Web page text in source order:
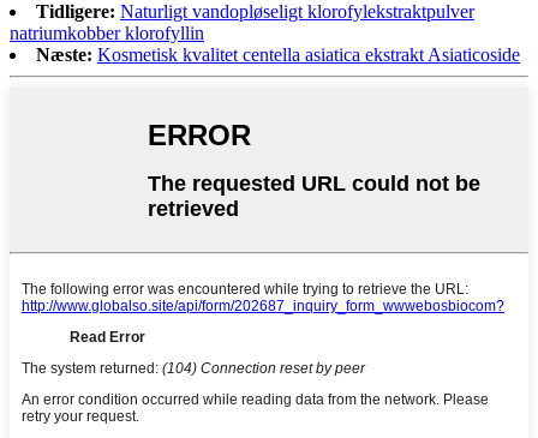
Tidligere: Naturligt vandopløseligt klorofylekstraktpulver
natriumkobber klorofyllin
Næste: Kosmetisk kvalitet centella asiatica ekstrakt Asiaticoside